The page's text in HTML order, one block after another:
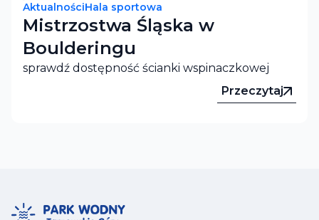
AktualnościHala sportowa
Mistrzostwa Śląska w
Boulderingu
sprawdź dostępność ścianki wspinaczkowej
Przeczytaj